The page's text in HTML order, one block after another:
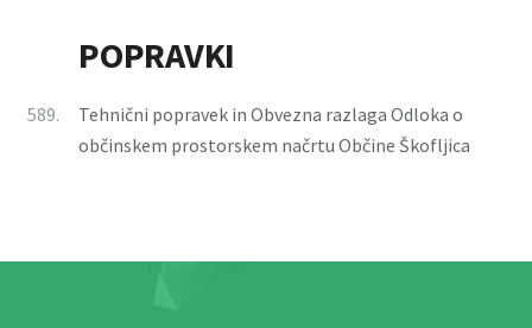
POPRAVKI
589.
Tehnični popravek in Obvezna razlaga Odloka o
občinskem prostorskem načrtu Občine Škofljica